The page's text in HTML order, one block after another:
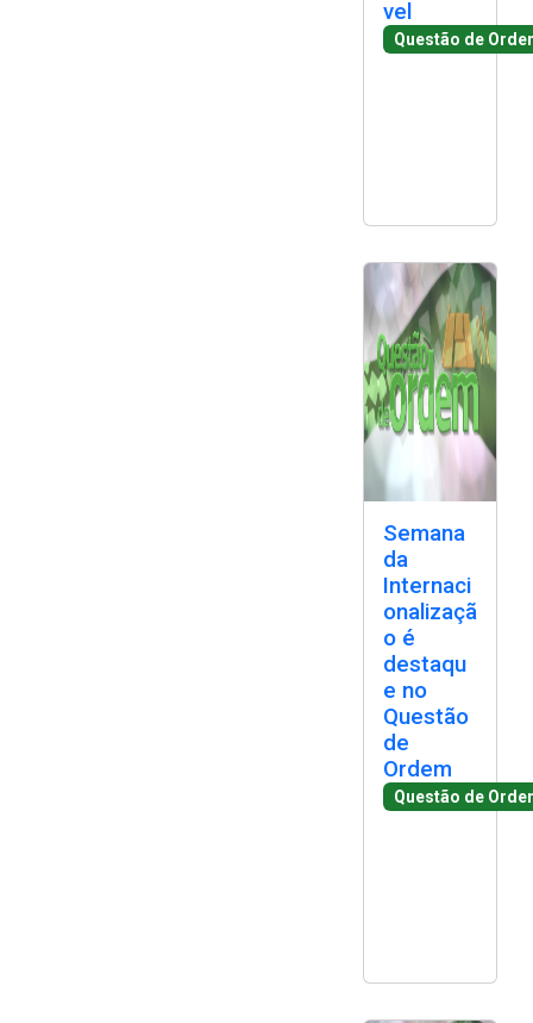
vel
Questão de
Semana
da
Internaci
onalizaçã
o é
destaqu
e no
Questão
de
Ordem
Questão de